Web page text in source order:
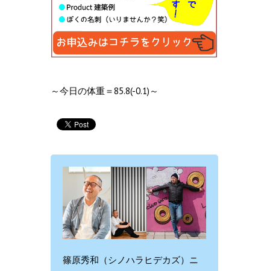
～今日の体重＝85.8(-0.1)～
篠原秀和（シノハラヒデカズ）ニ